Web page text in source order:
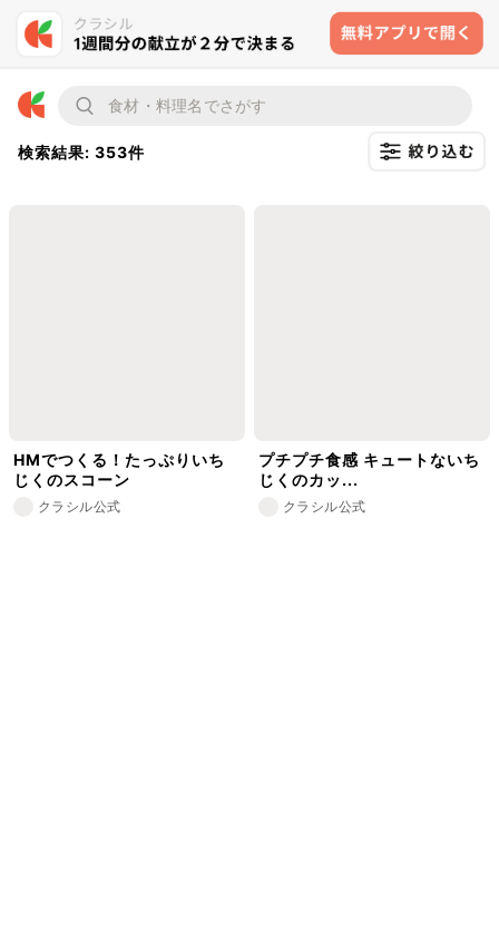
検索結果: 353件
HMでつくる！たっぷりいち
じくのスコーン
クラシル公式
プチプチ食感 キュートないち
じくのカッ...
クラシル公式